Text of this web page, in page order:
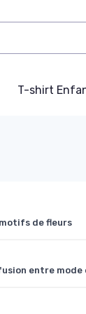
T-shirt
de fleurs
entre